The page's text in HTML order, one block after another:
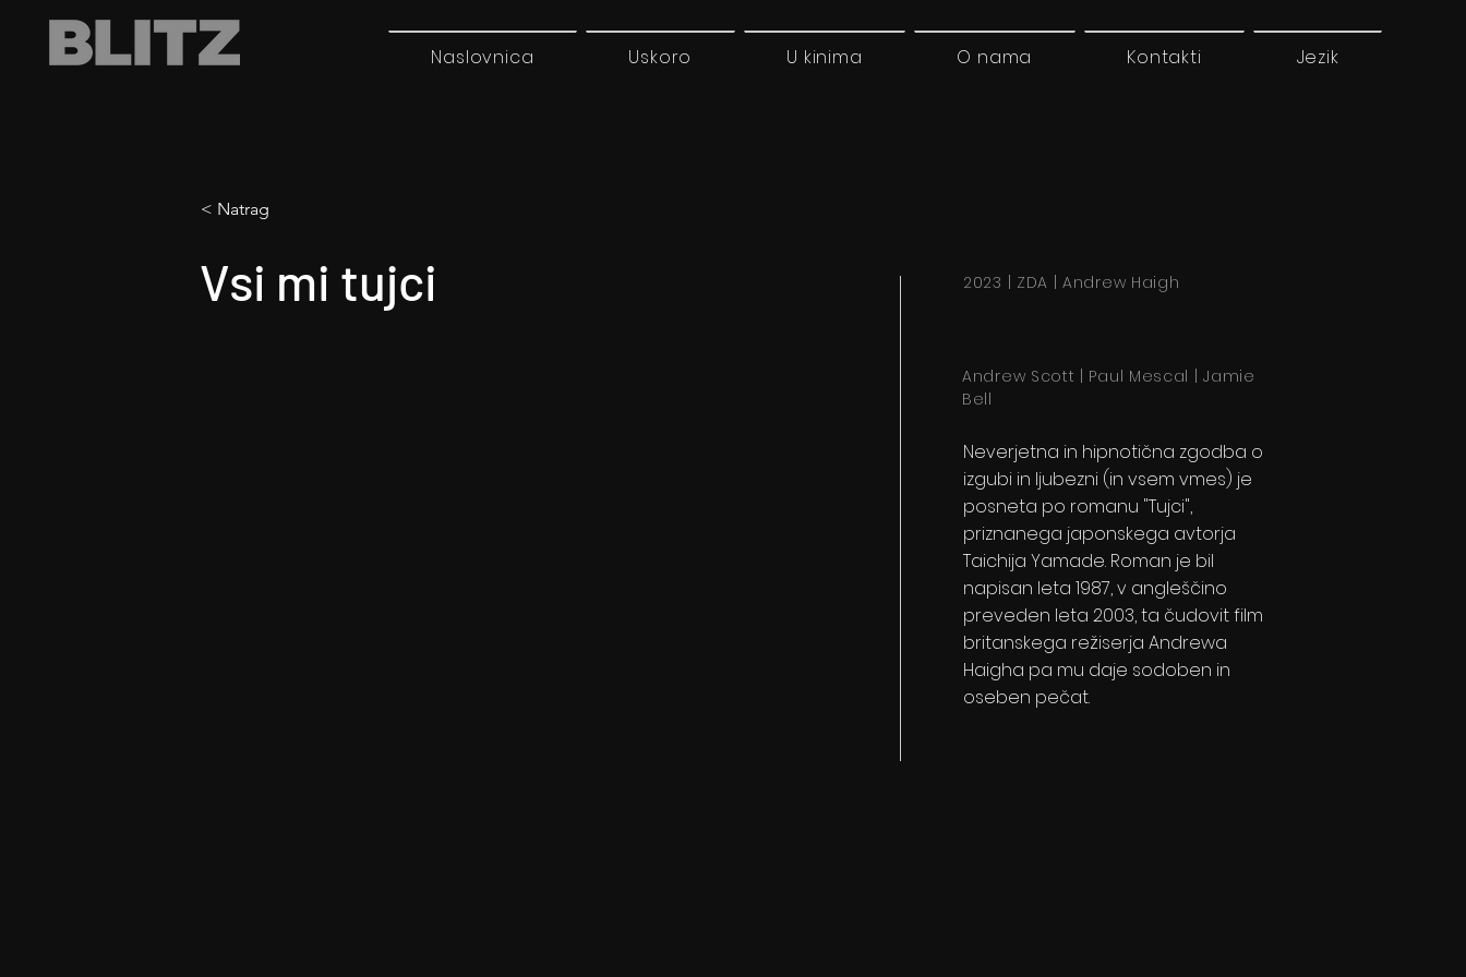
Naslovnica Uskoro U kinima O nama Kontakti Jezik
< Natrag
Vsi mi tujci 2023 | ZDA | Andrew Haigh
Andrew Scott | Paul Mescal | Jamie
Bell
Neverjetna in hipnotična zgodba o
izgubi in ljubezni (in vsem vmes) je
posneta po romanu "Tujci",
priznanega japonskega avtorja
Taichija Yamade. Roman je bil
napisan leta 1987, v angleščino
preveden leta 2003, ta čudovit film
britanskega režiserja Andrewa
Haigha pa mu daje sodoben in
oseben pečat.